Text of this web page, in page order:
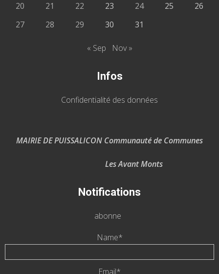
20
21 22 23 24 25
26
27
28 29 30 31
« Sep Nov »
Infos
Confidentialité des données
MAIRIE DE PUISSALICON Communauté de Communes
Les Avant Monts
Notifications
abonne
Name*
Email*